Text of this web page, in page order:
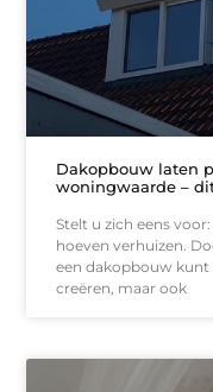
Dakopbouw laten
woningwaarde –
Stelt u zich eens
hoeven verhuizen.
een dakopbouw kunt
creëren, maar ook